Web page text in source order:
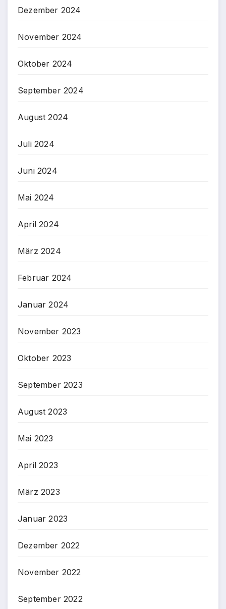
Dezember 2024
November 2024
Oktober 2024
September 2024
August 2024
Juli 2024
Juni 2024
Mai 2024
April 2024
März 2024
Februar 2024
Januar 2024
November 2023
Oktober 2023
September 2023
August 2023
Mai 2023
April 2023
März 2023
Januar 2023
Dezember 2022
November 2022
September 2022